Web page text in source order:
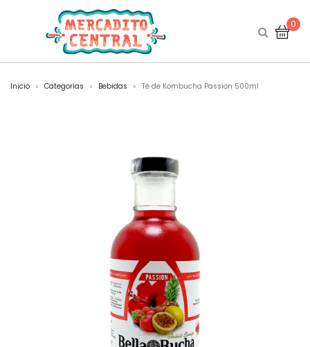
0
Inicio > Categorías > Bebidas > Té de Kombucha Passion 500ml